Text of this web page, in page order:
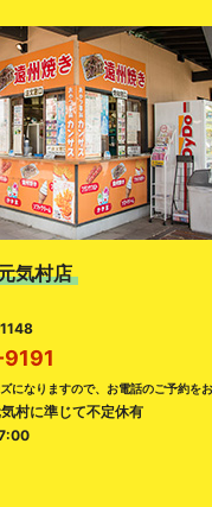
気村店
になりますので、お電話のご予約を
村に準じて不定休有